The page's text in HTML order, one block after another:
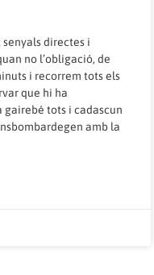
directes i
no l’obligació, de
i recorrem tots els
que hi ha
gairebé tots i cadascun
amb la